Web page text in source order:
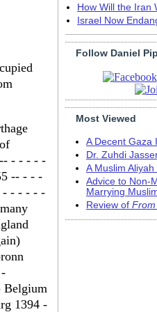
- - - - -
-- - - -
- - - - - -
Belgium
1394 -
How Will the Iran
Israel Now
Follow Daniel
Most Viewed
A Decent Gaza
Dr. Zuhdi
A Muslim
Advice to Non-
Marrying
Review of